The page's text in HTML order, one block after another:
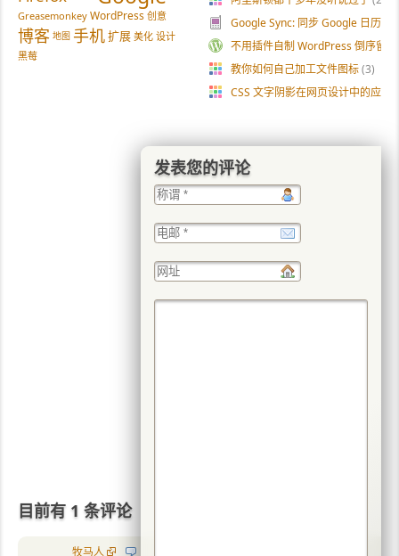
Greasemonkey WordPress 创意
博客 地图 手机扩展 美化 设计
黑莓
Google Sync: 同步 Google 日历到
不用插件自制 WordPress 倒序留
教你如何自己加工文件图标(3)
CSS 文字阴影在网页设计中的应用
发表您的评论
目前有 1 条评论
牧马人